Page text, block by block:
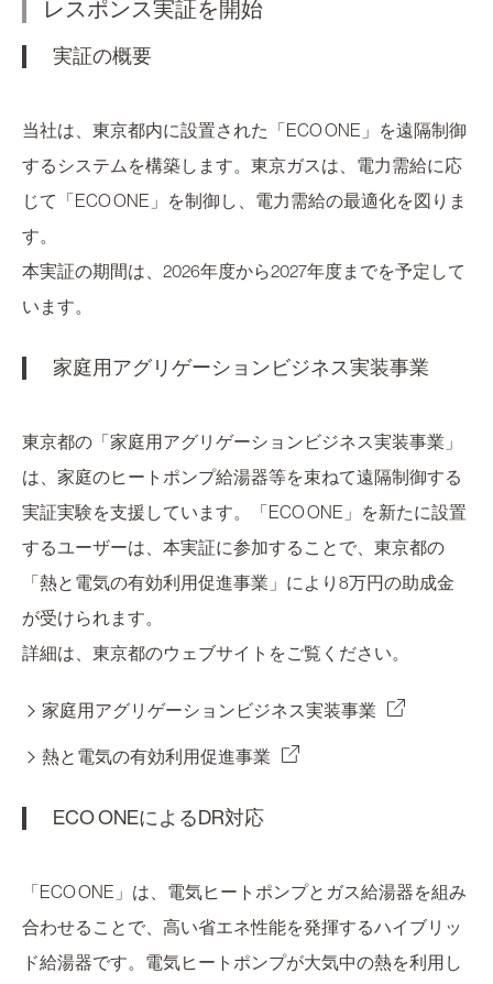
レスポンス実証を開始
実証の概要
当社は、東京都内に設置された「ECO ONE」を遠隔制御
するシステムを構築します。東京ガスは、電力需給に応
じて「ECO ONE」を制御し、電力需給の最適化を図りま
す。
本実証の期間は、2026年度から2027年度までを予定して
います。
家庭用アグリゲーションビジネス実装事業
東京都の「家庭用アグリゲーションビジネス実装事業」
は、家庭のヒートポンプ給湯器等を束ねて遠隔制御する
実証実験を支援しています。「ECO ONE」を新たに設置
するユーザーは、本実証に参加することで、東京都の
「熱と電気の有効利用促進事業」により8万円の助成金
が受けられます。
詳細は、東京都のウェブサイトをご覧ください。
家庭用アグリゲーションビジネス実装事業
熱と電気の有効利用促進事業
ECO ONEによるDR対応
「ECO ONE」は、電気ヒートポンプとガス給湯器を組み
合わせることで、高い省エネ性能を発揮するハイブリッ
ド給湯器です。電気ヒートポンプが大気中の熱を利用し